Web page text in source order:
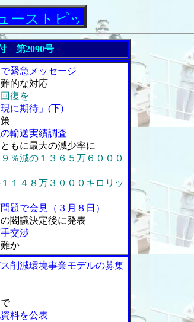
ピックス
第2090号
緊急メッセージ
的な対応
復を
に期待」(下)
輸送実績調査
もに最大の減少率に
％減の１３６５万６０００
４８万３０００キロリッ
題で会見（３月８日）
閣議決定後に発表
交渉
か
削減環境事業モデルの募集
料を公表